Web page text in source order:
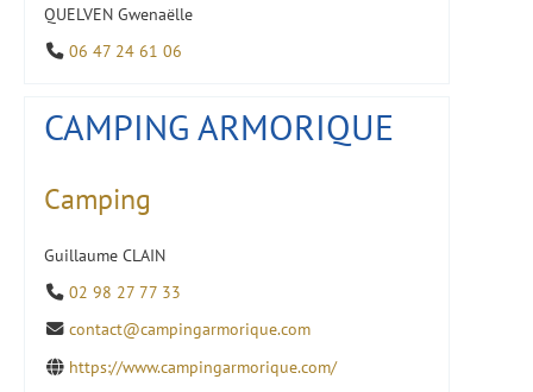
QUELVEN Gwenaëlle
06 47 24 61 06
CAMPING ARMORIQUE
Camping
Guillaume CLAIN
02 98 27 77 33
contact@campingarmorique.com
https://www.campingarmorique.com/